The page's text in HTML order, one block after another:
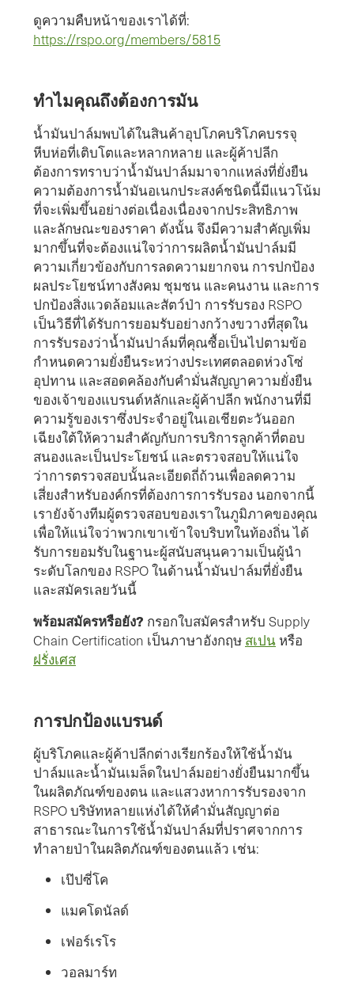
ดูความคืบหน้าของเราได้ที่:
https://rspo.org/members/5815
ทำไมคุณถึงต้องการมัน
น้ำมันปาล์มพบได้ในสินค้าอุปโภคบริโภคบรรจุ
หีบห่อที่เติบโตและหลากหลาย และผู้ค้าปลีก
ต้องการทราบว่าน้ำมันปาล์มมาจากแหล่งที่ยั่งยืน
ความต้องการน้ำมันอเนกประสงค์ชนิดนี้มีแนวโน้ม
ที่จะเพิ่มขึ้นอย่างต่อเนื่องเนื่องจากประสิทธิภาพ
และลักษณะของราคา ดังนั้น จึงมีความสำคัญเพิ่ม
มากขึ้นที่จะต้องแน่ใจว่าการผลิตน้ำมันปาล์มมี
ความเกี่ยวข้องกับการลดความยากจน การปกป้อง
ผลประโยชน์ทางสังคม ชุมชน และคนงาน และการ
ปกป้องสิ่งแวดล้อมและสัตว์ป่า การรับรอง RSPO
เป็นวิธีที่ได้รับการยอมรับอย่างกว้างขวางที่สุดใน
การรับรองว่าน้ำมันปาล์มที่คุณซื้อเป็นไปตามข้อ
กำหนดความยั่งยืนระหว่างประเทศตลอดห่วงโซ่
อุปทาน และสอดคล้องกับคำมั่นสัญญาความยั่งยืน
ของเจ้าของแบรนด์หลักและผู้ค้าปลีก พนักงานที่มี
ความรู้ของเราซึ่งประจำอยู่ในเอเชียตะวันออก
เฉียงใต้ให้ความสำคัญกับการบริการลูกค้าที่ตอบ
สนองและเป็นประโยชน์ และตรวจสอบให้แน่ใจ
ว่าการตรวจสอบนั้นละเอียดถี่ถ้วนเพื่อลดความ
เสี่ยงสำหรับองค์กรที่ต้องการการรับรอง นอกจากนี้
เรายังจ้างทีมผู้ตรวจสอบของเราในภูมิภาคของคุณ
เพื่อให้แน่ใจว่าพวกเขาเข้าใจบริบทในท้องถิ่น ได้
รับการยอมรับในฐานะผู้สนับสนุนความเป็นผู้นำ
ระดับโลกของ RSPO ในด้านน้ำมันปาล์มที่ยั่งยืน
และสมัครเลยวันนี้
พร้อมสมัครหรือยัง? กรอกใบสมัครสําหรับ Supply
Chain Certification เป็นภาษาอังกฤษ สเปน หรือ
ฝรั่งเศส
การปกป้องแบรนด์
ผู้บริโภคและผู้ค้าปลีกต่างเรียกร้องให้ใช้น้ำมัน
ปาล์มและน้ำมันเมล็ดในปาล์มอย่างยั่งยืนมากขึ้น
ในผลิตภัณฑ์ของตน และแสวงหาการรับรองจาก
RSPO บริษัทหลายแห่งได้ให้คำมั่นสัญญาต่อ
สาธารณะในการใช้น้ำมันปาล์มที่ปราศจากการ
ทำลายป่าในผลิตภัณฑ์ของตนแล้ว เช่น:
เป๊ปซี่โค
แมคโดนัลด์
เฟอร์เรโร
วอลมาร์ท